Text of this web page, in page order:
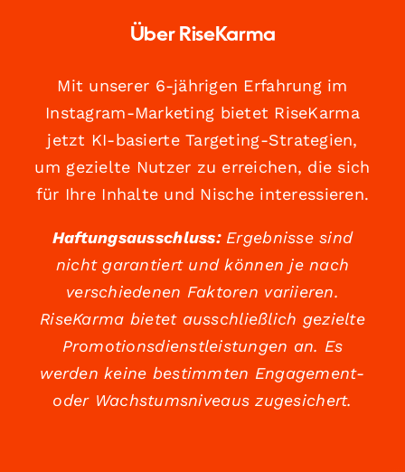
Über RiseKarma
Mit unserer 6-jährigen Erfahrung im
Instagram-Marketing bietet RiseKarma
jetzt KI-basierte Targeting-Strategien,
um gezielte Nutzer zu erreichen, die sich
für Ihre Inhalte und Nische interessieren.
Haftungsausschluss:Ergebnisse sind
nicht garantiert und können je nach
verschiedenen Faktoren variieren.
RiseKarma bietet ausschließlich gezielte
Promotionsdienstleistungen an. Es
werden keine bestimmten Engagement-
oder Wachstumsniveaus zugesichert.